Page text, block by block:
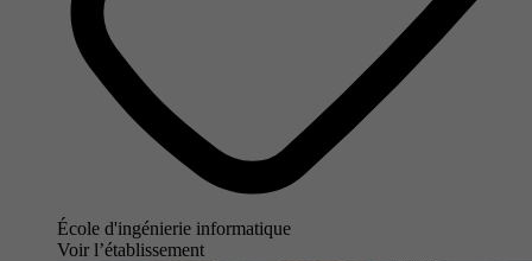
École d'ingénierie informatique
Voir l’établissement